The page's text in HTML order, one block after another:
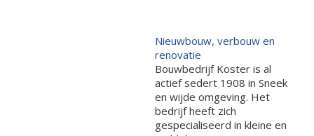
Nieuwbouw, verbouw en
renovatie
Bouwbedrijf Koster is al
actief sedert 1908 in Sneek
en wijde omgeving. Het
bedrijf heeft zich
gespecialiseerd in kleine en